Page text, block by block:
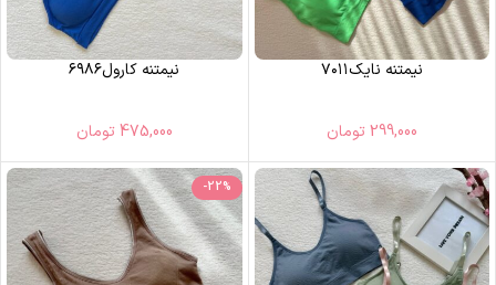
نیمتنه نایک۷۰۱۱
299,000 تومان
نیمتنه کارول۶۹۸۶
475,000 تومان
-22%